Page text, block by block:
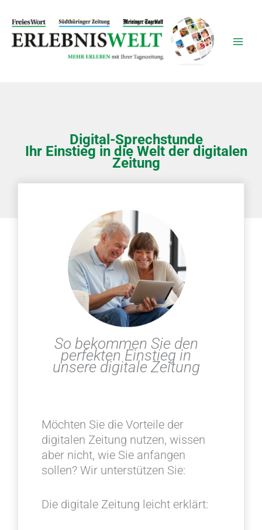
Inhalt
springen
Digital-Sprechstunde
Ihr Einstieg in die Welt der digitalen
Zeitung
So bekommen Sie den
perfekten Einstieg in
unsere digitale Zeitung
Möchten Sie die Vorteile der
digitalen Zeitung nutzen, wissen
aber nicht, wie Sie anfangen
sollen? Wir unterstützen Sie:
Die digitale Zeitung leicht erklärt: